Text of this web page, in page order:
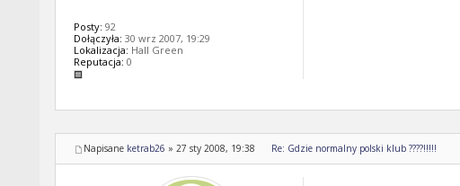
Posty: 92
Dołączyła: 30 wrz 2007, 19:29
Lokalizacja: Hall Green
Reputacja: 0
Napisane ketrab26 » 27 sty 2008, 19:38 Re: Gdzie normalny polski klub ????!!!!!